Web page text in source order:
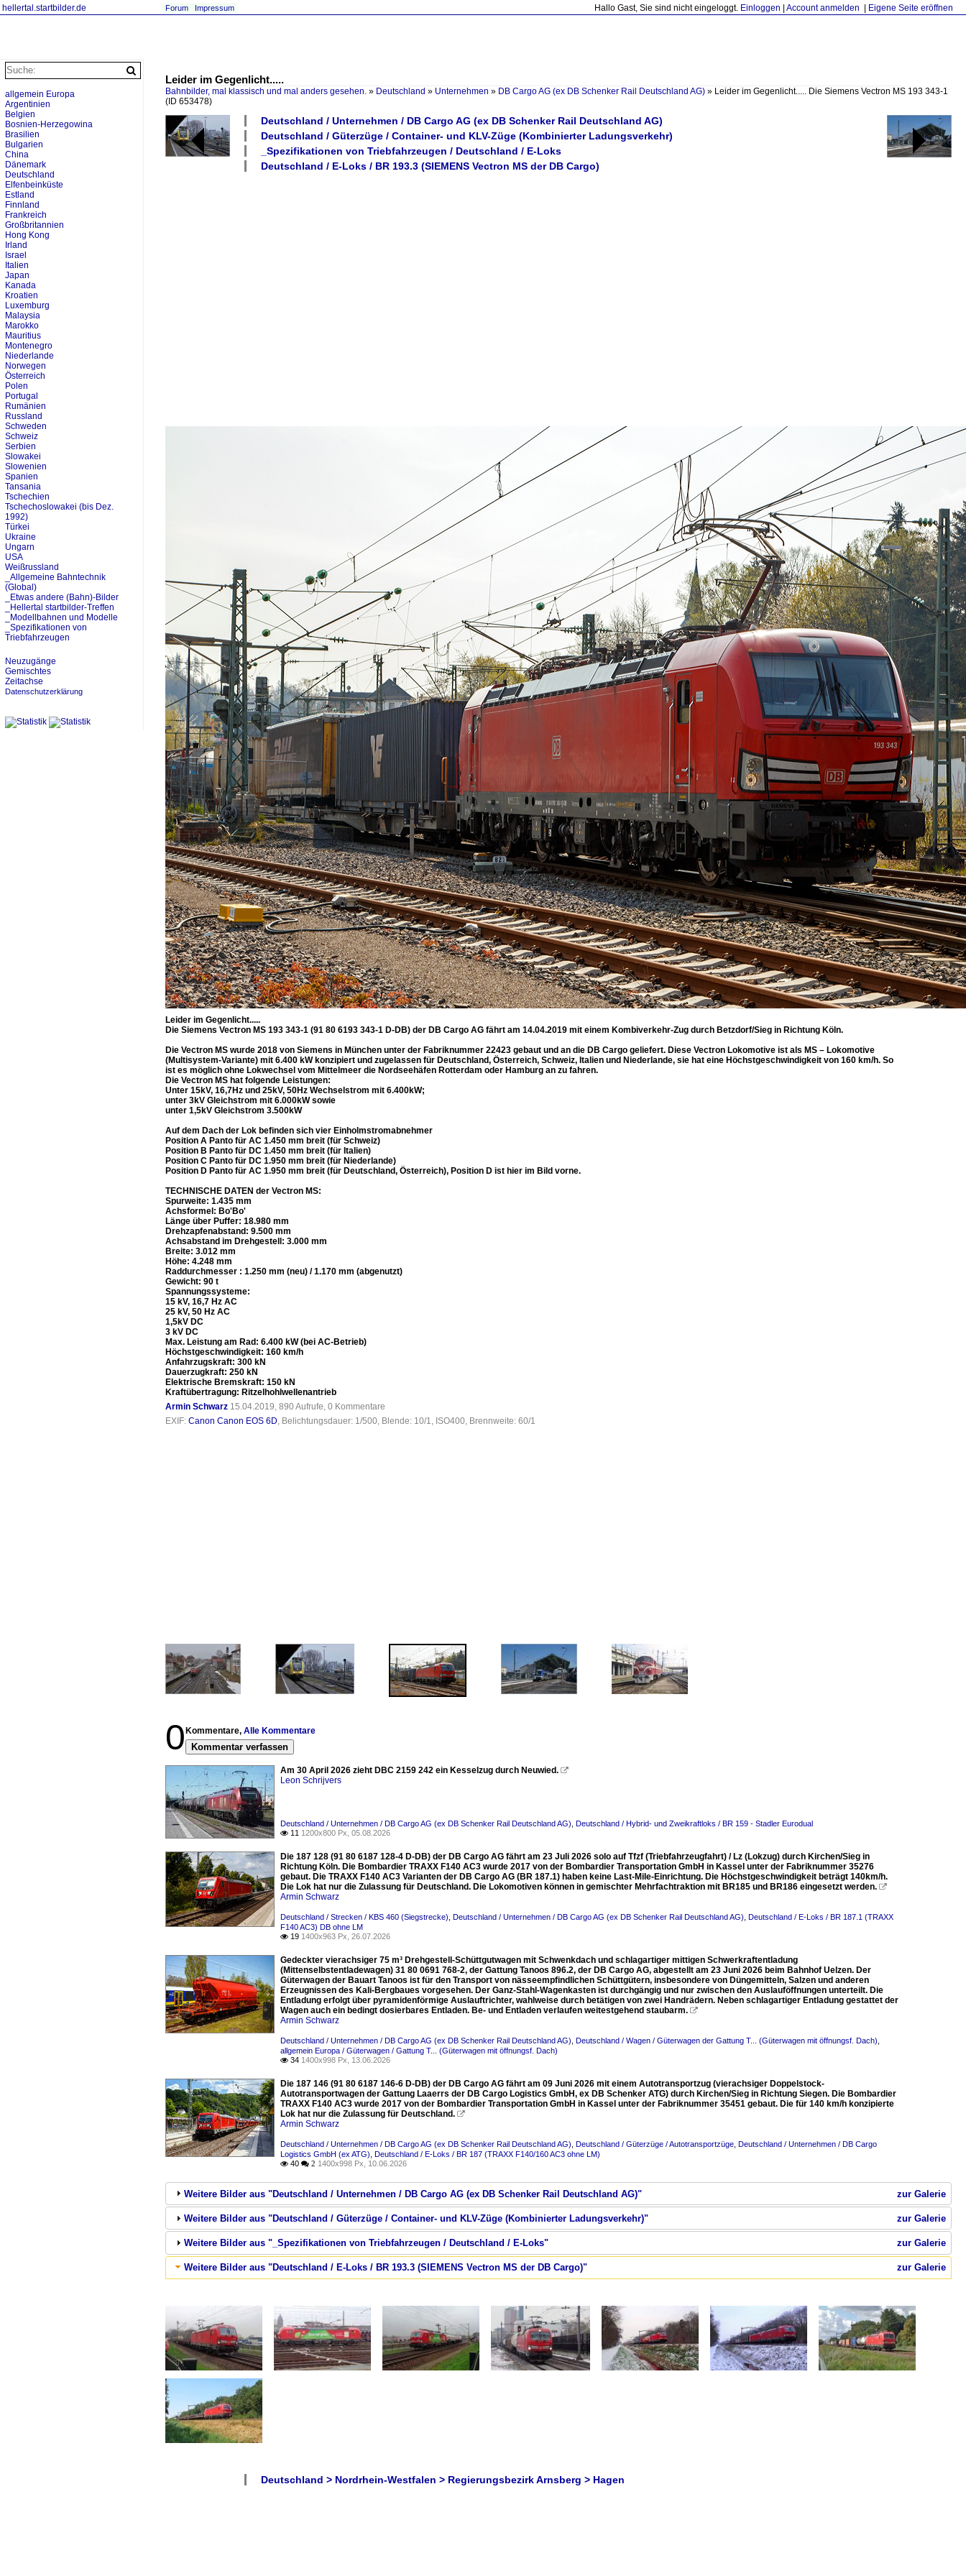
hellertal.startbilder.de Hallo Gast, Sie sind nicht eingeloggt. Einloggen Account anmelden Eigene Seite eröffnen
Forum Impressum
Leider im Gegenlicht.....
Bahnbilder, mal klassisch und mal anders gesehen. » Deutschland » Unternehmen » DB Cargo AG (ex DB Schenker Rail Deutschland AG) » Leider im Gegenlicht..... Die Siemens Vectron MS 193 343-1
(ID 653478)
Deutschland / Unternehmen / DB Cargo AG (ex DB Schenker Rail Deutschland AG)
Deutschland / Güterzüge / Container- und KLV-Züge (Kombinierter Ladungsverkehr)
_Spezifikationen von Triebfahrzeugen / Deutschland / E-Loks
Deutschland / E-Loks / BR 193.3 (SIEMENS Vectron MS der DB Cargo)
Leider im Gegenlicht.....
Die Siemens Vectron MS 193 343-1 (91 80 6193 343-1 D-DB) der DB Cargo AG fährt am 14.04.2019 mit einem Kombiverkehr-Zug durch Betzdorf/Sieg in Richtung Köln.
Die Vectron MS wurde 2018 von Siemens in München unter der Fabriknummer 22423 gebaut und an die DB Cargo geliefert. Diese Vectron Lokomotive ist als MS – Lokomotive
(Multisystem-Variante) mit 6.400 kW konzipiert und zugelassen für Deutschland, Österreich, Schweiz, Italien und Niederlande, sie hat eine Höchstgeschwindigkeit von 160 km/h. So
ist es möglich ohne Lokwechsel vom Mittelmeer die Nordseehäfen Rotterdam oder Hamburg an zu fahren.
Die Vectron MS hat folgende Leistungen:
Unter 15kV, 16,7Hz und 25kV, 50Hz Wechselstrom mit 6.400kW;
unter 3kV Gleichstrom mit 6.000kW sowie
unter 1,5kV Gleichstrom 3.500kW
Auf dem Dach der Lok befinden sich vier Einholmstromabnehmer
Position A Panto für AC 1.450 mm breit (für Schweiz)
Position B Panto für DC 1.450 mm breit (für Italien)
Position C Panto für DC 1.950 mm breit (für Niederlande)
Position D Panto für AC 1.950 mm breit (für Deutschland, Österreich), Position D ist hier im Bild vorne.
TECHNISCHE DATEN der Vectron MS:
Spurweite: 1.435 mm
Achsformel: Bo'Bo'
Länge über Puffer: 18.980 mm
Drehzapfenabstand: 9.500 mm
Achsabstand im Drehgestell: 3.000 mm
Breite: 3.012 mm
Höhe: 4.248 mm
Raddurchmesser : 1.250 mm (neu) / 1.170 mm (abgenutzt)
Gewicht: 90 t
Spannungssysteme:
15 kV, 16,7 Hz AC
25 kV, 50 Hz AC
1,5kV DC
3 kV DC
Max. Leistung am Rad: 6.400 kW (bei AC-Betrieb)
Höchstgeschwindigkeit: 160 km/h
Anfahrzugskraft: 300 kN
Dauerzugkraft: 250 kN
Elektrische Bremskraft: 150 kN
Kraftübertragung: Ritzelhohlwellenantrieb
Armin Schwarz 15.04.2019, 890 Aufrufe, 0 Kommentare
EXIF: Canon Canon EOS 6D, Belichtungsdauer: 1/500, Blende: 10/1, ISO400, Brennweite: 60/1
0 Kommentare, Alle Kommentare
Kommentar verfassen
Am 30 April 2026 zieht DBC 2159 242 ein Kesselzug durch Neuwied. 
Leon Schrijvers
Deutschland / Unternehmen / DB Cargo AG (ex DB Schenker Rail Deutschland AG) Deutschland / Hybrid- und Zweikraftloks / BR 159 - Stadler Eurodual
 11 1200x800 Px, 05.08.2026
Die 187 128 (91 80 6187 128-4 D-DB) der DB Cargo AG fährt am 23 Juli 2026 solo auf Tfzf (Triebfahrzeugfahrt) / Lz (Lokzug) durch Kirchen/Sieg in
Richtung Köln. Die Bombardier TRAXX F140 AC3 wurde 2017 von der Bombardier Transportation GmbH in Kassel unter der Fabriknummer 35276
gebaut. Die TRAXX F140 AC3 Varianten der DB Cargo AG (BR 187.1) haben keine Last-Mile-Einrichtung. Die Höchstgeschwindigkeit beträgt 140km/h.
Die Lok hat nur die Zulassung für Deutschland. Die Lokomotiven können in gemischter Mehrfachtraktion mit BR185 und BR186 eingesetzt werden. 
Armin Schwarz
Deutschland / Strecken / KBS 460 (Siegstrecke) Deutschland / Unternehmen / DB Cargo AG (ex DB Schenker Rail Deutschland AG) Deutschland / E-Loks / BR 187.1 (TRAXX
F140 AC3) DB ohne LM
 19 1400x963 Px, 26.07.2026
Gedeckter vierachsiger 75 m³ Drehgestell-Schüttgutwagen mit Schwenkdach und schlagartiger mittigen Schwerkraftentladung
(Mittenselbstentladewagen) 31 80 0691 768-2, der Gattung Tanoos 896.2, der DB Cargo AG, abgestellt am 23 Juni 2026 beim Bahnhof Uelzen. Der
Güterwagen der Bauart Tanoos ist für den Transport von nässeempfindlichen Schüttgütern, insbesondere von Düngemitteln, Salzen und anderen
Erzeugnissen des Kali-Bergbaues vorgesehen. Der Ganz-Stahl-Wagenkasten ist durchgängig und nur zwischen den Auslauföffnungen unterteilt. Die
Entladung erfolgt über pyramidenförmige Auslauftrichter, wahlweise durch betätigen von zwei Handrädern. Neben schlagartiger Entladung gestattet der
Wagen auch ein bedingt dosierbares Entladen. Be- und Entladen verlaufen weitestgehend staubarm. 
Armin Schwarz
Deutschland / Unternehmen / DB Cargo AG (ex DB Schenker Rail Deutschland AG) Deutschland / Wagen / Güterwagen der Gattung T... (Güterwagen mit öffnungsf. Dach)
allgemein Europa / Güterwagen / Gattung T... (Güterwagen mit öffnungsf. Dach)
 34 1400x998 Px, 13.06.2026
Die 187 146 (91 80 6187 146-6 D-DB) der DB Cargo AG fährt am 09 Juni 2026 mit einem Autotransportzug (vierachsiger Doppelstock-
Autotransportwagen der Gattung Laaerrs der DB Cargo Logistics GmbH, ex DB Schenker ATG) durch Kirchen/Sieg in Richtung Siegen. Die Bombardier
TRAXX F140 AC3 wurde 2017 von der Bombardier Transportation GmbH in Kassel unter der Fabriknummer 35451 gebaut. Die für 140 km/h konzipierte
Lok hat nur die Zulassung für Deutschland. 
Armin Schwarz
Deutschland / Unternehmen / DB Cargo AG (ex DB Schenker Rail Deutschland AG) Deutschland / Güterzüge / Autotransportzüge Deutschland / Unternehmen / DB Cargo
Logistics GmbH (ex ATG) Deutschland / E-Loks / BR 187 (TRAXX F140/160 AC3 ohne LM)
 40  2 1400x998 Px, 10.06.2026
zur Galerie
Weitere Bilder aus "Deutschland / Unternehmen / DB Cargo AG (ex DB Schenker Rail Deutschland AG)"
zur Galerie
Weitere Bilder aus "Deutschland / Güterzüge / Container- und KLV-Züge (Kombinierter Ladungsverkehr)"
zur Galerie
Weitere Bilder aus "_Spezifikationen von Triebfahrzeugen / Deutschland / E-Loks"
zur Galerie
Weitere Bilder aus "Deutschland / E-Loks / BR 193.3 (SIEMENS Vectron MS der DB Cargo)"
Deutschland > Nordrhein-Westfalen > Regierungsbezirk Arnsberg > Hagen
allgemein Europa
Argentinien
Belgien
Bosnien-Herzegowina
Brasilien
Bulgarien
China
Dänemark
Deutschland
Elfenbeinküste
Estland
Finnland
Frankreich
Großbritannien
Hong Kong
Irland
Israel
Italien
Japan
Kanada
Kroatien
Luxemburg
Malaysia
Marokko
Mauritius
Montenegro
Niederlande
Norwegen
Österreich
Polen
Portugal
Rumänien
Russland
Schweden
Schweiz
Serbien
Slowakei
Slowenien
Spanien
Tansania
Tschechien
Tschechoslowakei (bis Dez.
1992)
Türkei
Ukraine
Ungarn
USA
Weißrussland
_Allgemeine Bahntechnik
(Global)
_Etwas andere (Bahn)-Bilder
_Hellertal startbilder-Treffen
_Modellbahnen und Modelle
_Spezifikationen von
Triebfahrzeugen
Neuzugänge
Gemischtes
Zeitachse
Datenschutzerklärung